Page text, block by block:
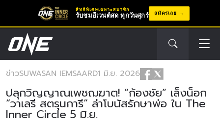
สิทธิพิเศษเฉพาะสมาชิก
รับชมอีเวนต์สด ทุกวันศุกร์ สมัครเลย
ข่าวSUWASAN IEMSAARD1 มิ.ย. 2026
ปลุกวิญญาณเพชฌฆาต! “ก้องชัย” เล็งน็อก
“วาเลรี สตรุนการี” ล่าโบนัสรักษาพ่อ ใน The
Inner Circle 5 มิ.ย.